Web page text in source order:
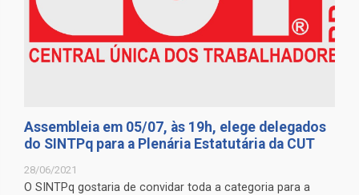
Assembleia em 05/07, às 19h, elege delegados
do SINTPq para a Plenária Estatutária da CUT
28/06/2021
O SINTPq gostaria de convidar toda a categoria para a